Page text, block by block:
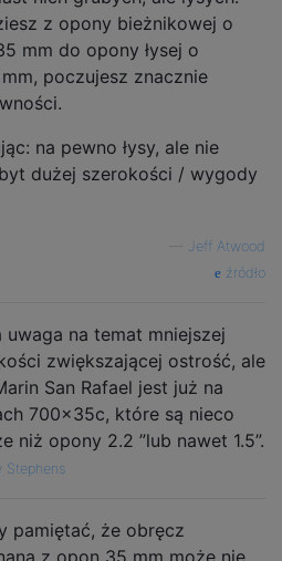
z opony bieżnikowej o
mm do opony łysej o
poczujesz znacznie
na pewno łysy, ale nie
dużej szerokości / wygody
Jeff Atwood
źródło
uwaga na temat mniejszej
zwiększającej ostrość, ale
San Rafael jest już na
700x35c, które są nieco
niż opony 2.2 ”lub nawet 1.5”.
Stephens
pamiętać, że obręcz